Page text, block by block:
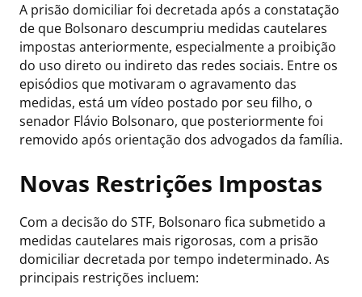
A prisão domiciliar foi decretada após a constatação
de que Bolsonaro descumpriu medidas cautelares
impostas anteriormente, especialmente a proibição
do uso direto ou indireto das redes sociais. Entre os
episódios que motivaram o agravamento das
medidas, está um vídeo postado por seu filho, o
senador Flávio Bolsonaro, que posteriormente foi
removido após orientação dos advogados da família.
Novas Restrições Impostas
Com a decisão do STF, Bolsonaro fica submetido a
medidas cautelares mais rigorosas, com a prisão
domiciliar decretada por tempo indeterminado. As
principais restrições incluem: